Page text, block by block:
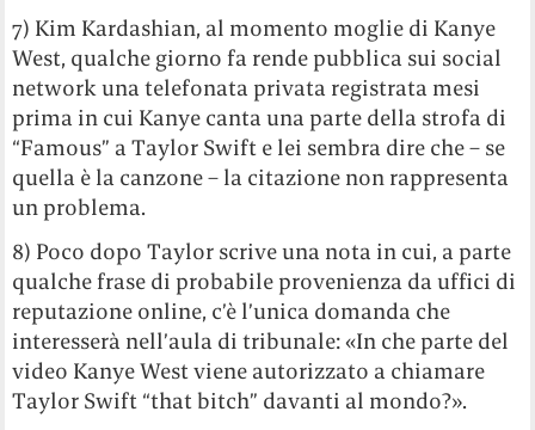
7) Kim Kardashian, al momento moglie di Kanye
West, qualche giorno fa rende pubblica sui social
network una telefonata privata registrata mesi
prima in cui Kanye canta una parte della strofa di
“Famous” a Taylor Swift e lei sembra dire che – se
quella è la canzone – la citazione non rappresenta
un problema.
8) Poco dopo Taylor scrive una nota in cui, a parte
qualche frase di probabile provenienza da uffici di
reputazione online, c’è l’unica domanda che
interesserà nell’aula di tribunale: «In che parte del
video Kanye West viene autorizzato a chiamare
Taylor Swift “that bitch” davanti al mondo?».